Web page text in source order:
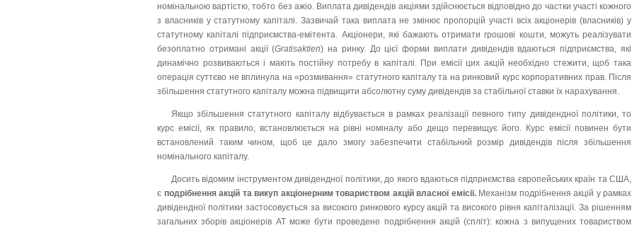
номінальною вартістю, тобто без ажіо. Виплата дивідендів акціями здійснюється відповідно до частки участі кожного
з власників у статутному капіталі. Зазвичай така виплата не змінює пропорцій участі всіх акціонерів (власників) у
статутному капіталі підприємства-емітента. Акціонери, які бажають отримати грошові кошти, можуть реалізувати
безоплатно отримані акції (Gratisaktien) на ринку. До цієї форми виплати дивідендів вдаються підприємства, які
динамічно розвиваються і мають постійну потребу в капіталі. При емісії цих акцій необхідно стежити, щоб така
операція суттєво не вплинула на «розмивання» статутного капіталу та на ринковий курс корпоративних прав. Після
збільшення статутного капіталу можна підвищити абсолютну суму дивідендів за стабільної ставки їх нарахування.
Якщо збільшення статутного капіталу відбувається в рамках реалізації певного типу дивідендної політики, то
курс емісії, як правило, встановлюється на рівні номіналу або дещо перевищує його. Курс емісії повинен бути
встановлений таким чином, щоб це дало змогу забезпечити стабільний розмір дивідендів після збільшення
номінального капіталу.
Досить відомим інструментом дивідендної політики, до якого вдаються підприємства європейських країн та США,
є подрібнення акцій та викуп акціонерним товариством акцій власної емісії. Механізм подрібнення акцій у рамках
дивідендної політики застосовується за високого ринкового курсу акцій та високого рівня капіталізації. За рішенням
загальних зборів акціонерів АТ може бути проведене подрібнення акцій (спліт): кожна з випущених товариством